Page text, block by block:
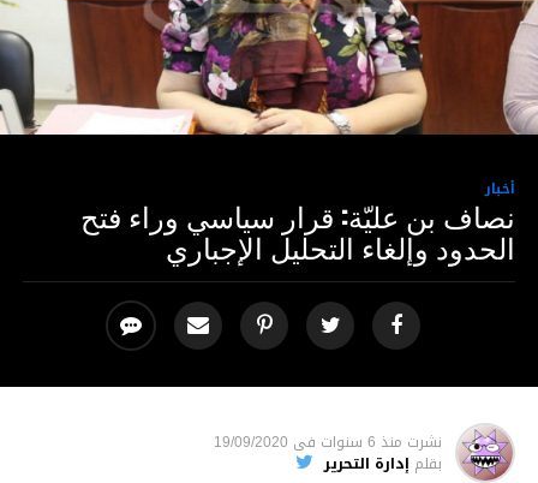
أخبار
نصاف بن عليّة: قرار سياسي وراء فتح
الحدود وإلغاء التحليل الإجباري
نشرت منذ 6 سنوات فى 19/09/2020
بقلم إدارة التحرير